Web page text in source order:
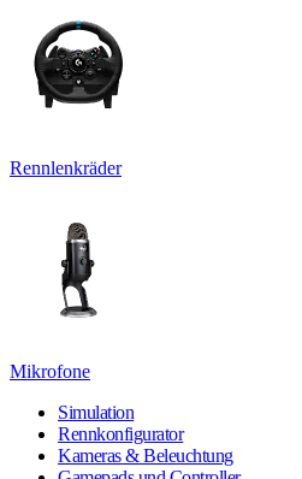
Rennlenkräder
Mikrofone
Simulation
Rennkonfigurator
Kameras & Beleuchtung